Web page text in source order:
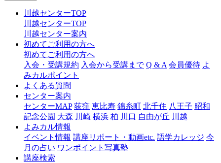
ャ
越
川越センターTOP
川越センターTOP
川越センター案内
初めてご利用の方へ
初めてご利用の方へ
入会・受講規約 入会から受講まで Q & A 会員優待 よ
みカルポイント
よくある質問
センター案内
センターMAP 荻窪 恵比寿 錦糸町 北千住 八王子 昭和
記念公園 大森 川崎 横浜 柏 川口 自由が丘 川越
よみカル情報
イベント情報 講座リポート・動画etc. 語学カレッジ 今
月の占い ワンポイント写真塾
講座検索